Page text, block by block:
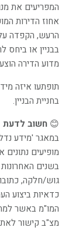
המפריעים את
אחוז הדירות
הרעש, הקפדה על
בבניין או
מדוע הדירה
תופתעו איזה
בחניית הבניין.
😊 חשוב לדעת
במאגר 'מידע
מופיעים
בשנים
גוש/חלקה,
כדאיות ביצוע
המו"מ באשר
מצ"ב קישור